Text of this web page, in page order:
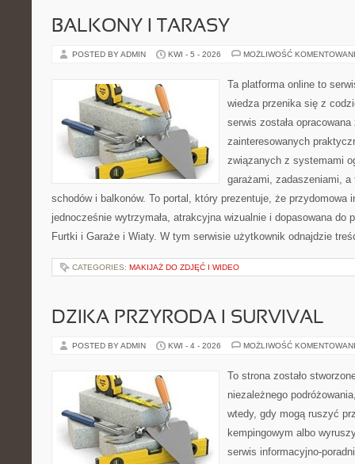
BALKONY I TARASY
POSTED BY ADMIN KWI - 5 - 2026 MOŻLIWOŚĆ
Ta platforma online to
wiedza przenika się z
serwis została
zainteresowanych
związanych z systemami
garażami, zadaszeniami,
schodów i balkonów. To portal, który prezentuje, że przydomowa
jednocześnie wytrzymała, atrakcyjna wizualnie i dopasowana do
Furtki i Garaże i Wiaty. W tym serwisie użytkownik odnajdzie
CATEGORIES: MAKIJAŻ DO ZDJĘĆ I WIDEO
DZIKA PRZYRODA I SURVIVAL
POSTED BY ADMIN KWI - 4 - 2026 MOŻLIWOŚĆ
To strona zostało
niezależnego
wtedy, gdy mogą ruszyć
kempingowym albo
serwis informacyjno-